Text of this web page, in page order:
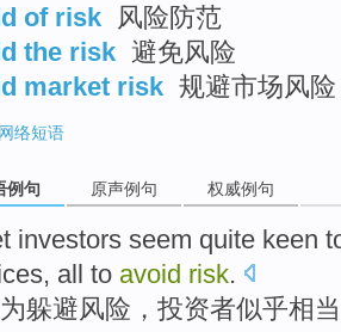
of risk
风险防范
the risk 避免风险
market risk 规避市场风险
网络短语
例句 原声例句 权威例句
investors seem quite keen
all to avoid risk.
为躲避风险， 投资者似乎相当